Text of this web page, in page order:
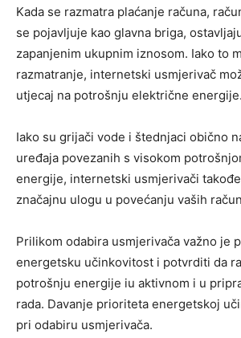
Kada se razmatra plaćanje računa,
se pojavljuje kao glavna briga,
zapanjenim ukupnim iznosom. Iako to
razmatranje, internetski usmjerivač
utjecaj na potrošnju električne energije.
Iako su grijači vode i štednjaci obično
uređaja povezanih s visokom
energije, internetski usmjerivači
značajnu ulogu u povećanju vaših
Prilikom odabira usmjerivača važno je
energetsku učinkovitost i potvrditi da
potrošnju energije iu aktivnom i u
rada. Davanje prioriteta energetskoj
pri odabiru usmjerivača.